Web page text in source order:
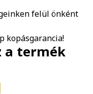
felül önként
kopásgarancia!
a termék